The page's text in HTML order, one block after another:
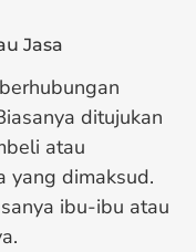
Jasa
ditujukan
atau
yang dimaksud.
ibu-ibu atau